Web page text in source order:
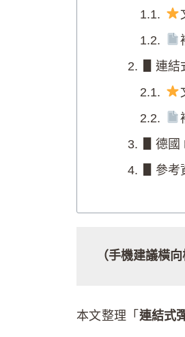
▋連結
▋德國
▋參考
（手機建議橫
本文整理「 連結式